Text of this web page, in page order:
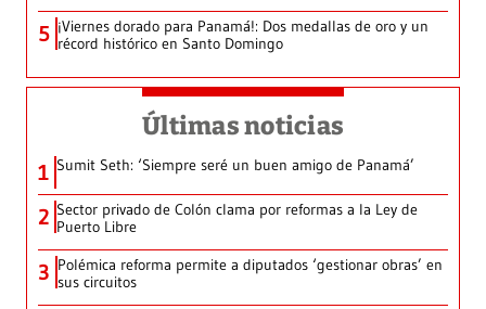
5 ¡Viernes dorado para Panamá!: Dos medallas de oro y un
récord histórico en Santo Domingo
Últimas noticias
1 Sumit Seth: ‘Siempre seré un buen amigo de Panamá’
2 Sector privado de Colón clama por reformas a la Ley de
Puerto Libre
3 Polémica reforma permite a diputados ‘gestionar obras’ en
sus circuitos